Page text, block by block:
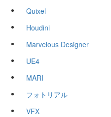
Quixel
Houdini
Marvelous Designer
UE4
MARI
フォトリアル
VFX